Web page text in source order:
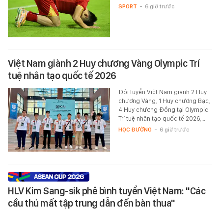
SPORT - 6 giờ trước
Việt Nam giành 2 Huy chương Vàng Olympic Trí
tuệ nhân tạo quốc tế 2026
Đội tuyển Việt Nam giành 2 Huy
chương Vàng, 1 Huy chương Bạc,
4 Huy chương Đồng tại Olympic
Trí tuệ nhân tạo quốc tế 2026,…
HỌC ĐƯỜNG - 6 giờ trước
HLV Kim Sang-sik phê bình tuyển Việt Nam: "Các
cầu thủ mất tập trung dẫn đến bàn thua"